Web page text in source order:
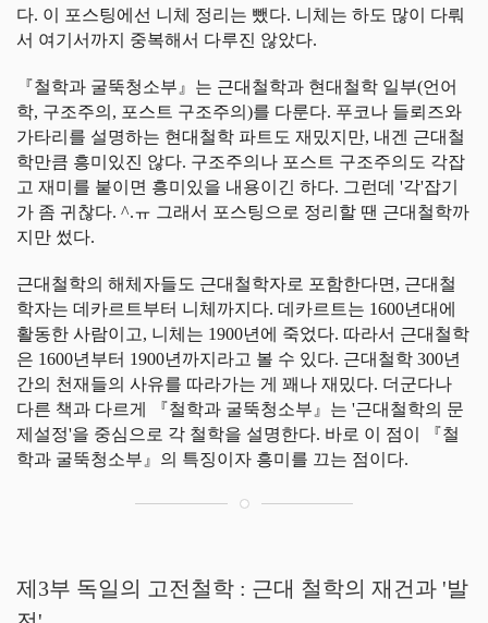
다. 이 포스팅에선 니체 정리는 뺐다. 니체는 하도 많이 다뤄
서 여기서까지 중복해서 다루진 않았다.
『철학과 굴뚝청소부』는 근대철학과 현대철학 일부(언어
학, 구조주의, 포스트 구조주의)를 다룬다. 푸코나 들뢰즈와
가타리를 설명하는 현대철학 파트도 재밌지만, 내겐 근대철
학만큼 흥미있진 않다. 구조주의나 포스트 구조주의도 각잡
고 재미를 붙이면 흥미있을 내용이긴 하다. 그런데 '각'잡기
가 좀 귀찮다. ^.ㅠ 그래서 포스팅으로 정리할 땐 근대철학까
지만 썼다.
근대철학의 해체자들도 근대철학자로 포함한다면, 근대철
학자는 데카르트부터 니체까지다. 데카르트는 1600년대에
활동한 사람이고, 니체는 1900년에 죽었다. 따라서 근대철학
은 1600년부터 1900년까지라고 볼 수 있다. 근대철학 300년
간의 천재들의 사유를 따라가는 게 꽤나 재밌다. 더군다나
다른 책과 다르게 『철학과 굴뚝청소부』는 '근대철학의 문
제설정'을 중심으로 각 철학을 설명한다. 바로 이 점이 『철
학과 굴뚝청소부』의 특징이자 흥미를 끄는 점이다.
제3부 독일의 고전철학 : 근대 철학의 재건과 '발